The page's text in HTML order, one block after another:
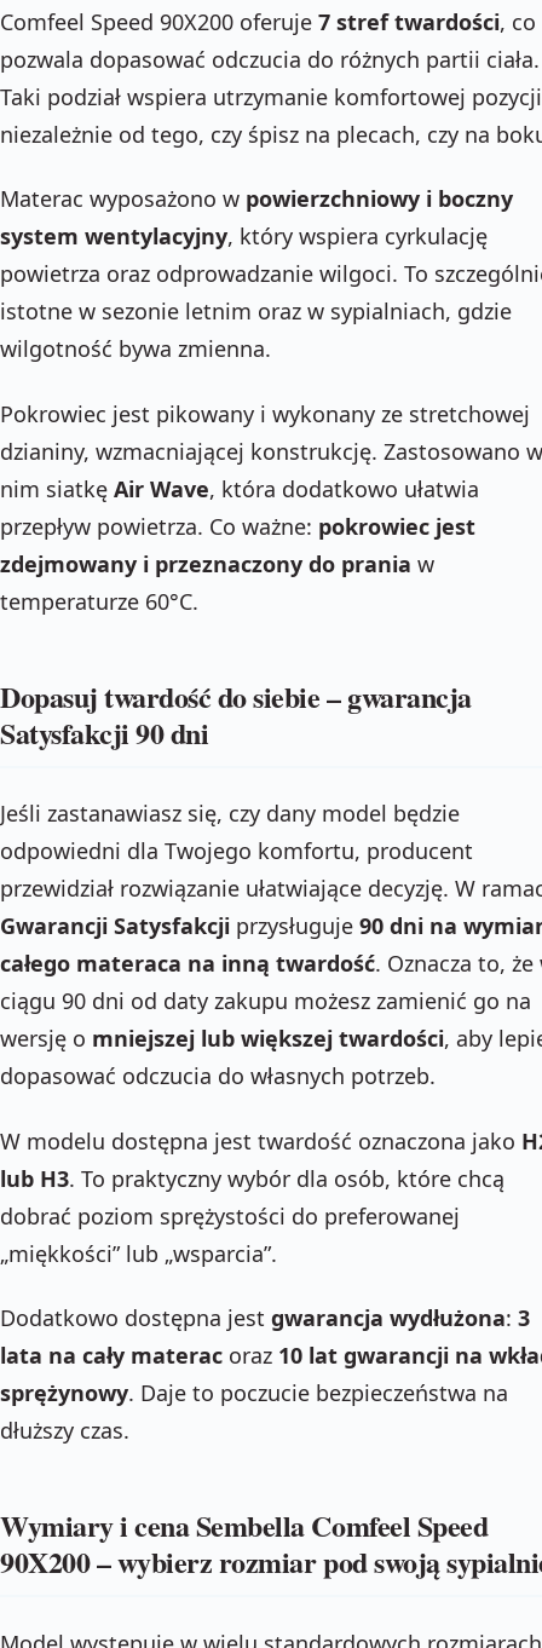
Comfeel Speed 90X200 oferuje 7 stref twardości, co
pozwala dopasować odczucia do różnych partii ciała.
Taki podział wspiera utrzymanie komfortowej
niezależnie od tego, czy śpisz na plecach, czy na
Materac wyposażono w powierzchniowy i boczny
system wentylacyjny, który wspiera cyrkulację
powietrza oraz odprowadzanie wilgoci. To
istotne w sezonie letnim oraz w sypialniach, gdzie
wilgotność bywa zmienna.
Pokrowiec jest pikowany i wykonany ze stretchowej
dzianiny, wzmacniającej konstrukcję. Zastosowano w
nim siatkę Air Wave, która dodatkowo ułatwia
przepływ powietrza. Co ważne: pokrowiec jest
zdejmowany i przeznaczony do prania w
temperaturze 60°C.
Dopasuj twardość do siebie – gwarancja
Satysfakcji 90 dni
Jeśli zastanawiasz się, czy dany model będzie
odpowiedni dla Twojego komfortu, producent
przewidział rozwiązanie ułatwiające decyzję. W
Gwarancji Satysfakcji przysługuje 90 dni na
całego materaca na inną twardość. Oznacza to, że
ciągu 90 dni od daty zakupu możesz zamienić go na
wersję o mniejszej lub większej twardości, aby
dopasować odczucia do własnych potrzeb.
W modelu dostępna jest twardość oznaczona jako
lub H3. To praktyczny wybór dla osób, które chcą
dobrać poziom sprężystości do preferowanej
„miękkości” lub „wsparcia”.
Dodatkowo dostępna jest gwarancja wydłużona: 3
lata na cały materac oraz 10 lat gwarancji na
sprężynowy. Daje to poczucie bezpieczeństwa na
dłuższy czas.
Wymiary i cena Sembella Comfeel Speed
90X200 – wybierz rozmiar pod swoją